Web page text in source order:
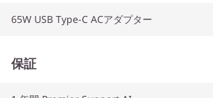
65W USB Type-C ACアダプター
保証